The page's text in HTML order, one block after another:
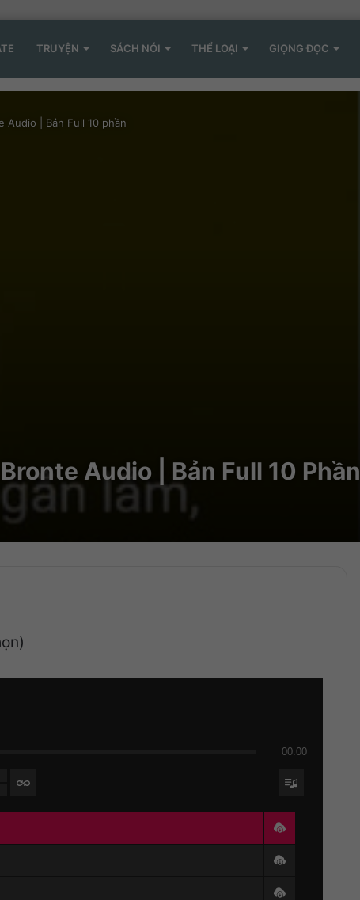
TRUYỆN SÁCH NÓI THỂ LOẠI GIỌNG ĐỌC
Audio | Bản Full 10 phần
Audio | Bản Full 10 Phần
00:00